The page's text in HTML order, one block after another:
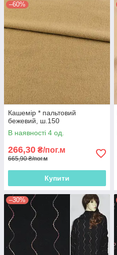
–60%
Кашемір * пальтовий
бежевий, ш.150
В наявності 4 од.
266,30 ₴/пог.м
665,90 ₴/пог.м
Купити
–30%